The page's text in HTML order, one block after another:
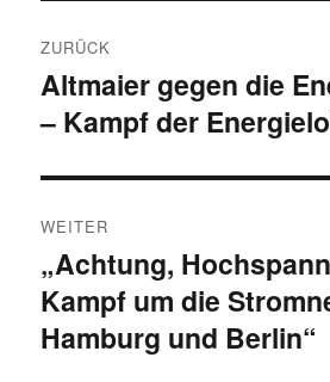
ZURÜCK
Vorheriger
Beitrag:
Altmaier gegen die
– Kampf der
WEITER
Nächster
Beitrag:
„Achtung,
Kampf um die
Hamburg und Berlin“